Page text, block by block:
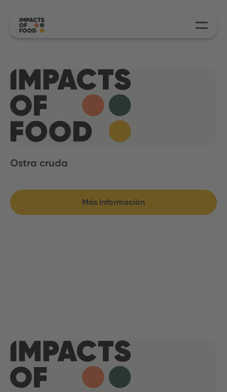
Ostra cruda
Más información